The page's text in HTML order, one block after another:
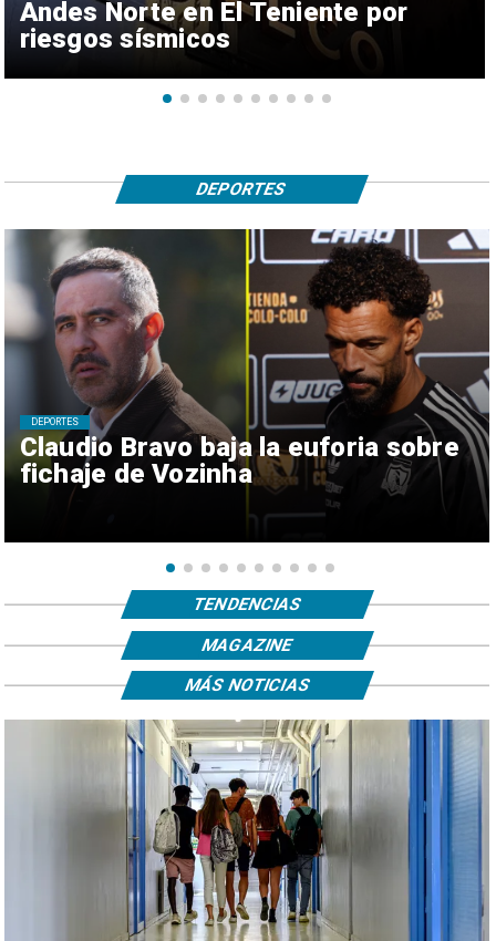
Andes Norte en El Teniente por
riesgos sísmicos
Claudio Bravo baja la euforia sobre
fichaje de Vozinha
DEPORTES
DEPORTES
TENDENCIAS
MAGAZINE
MÁS NOTICIAS